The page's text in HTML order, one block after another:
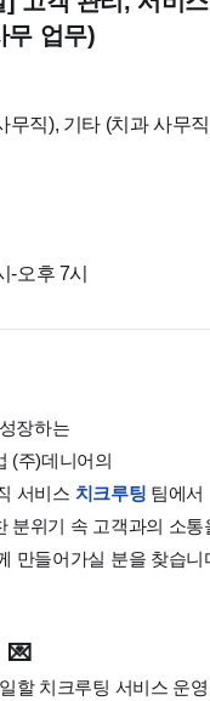
무 업무)
무직), 기타 (치과 사무
-오후 7시
장하는
(주)데니어의
서비스 치크루팅 팀에서
분위기 속 고객과의 소통
만들어가실 분을 찾습니
💌
할 치크루팅 서비스 운